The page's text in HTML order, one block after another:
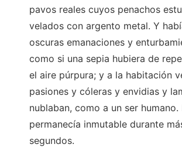
pavos reales cuyos penachos
velados con argento metal. Y
oscuras emanaciones y
como si una sepia hubiera de
el aire púrpura; y a la habitación
pasiones y cóleras y envidias y
nublaban, como a un ser humano.
permanecía inmutable durante
segundos.